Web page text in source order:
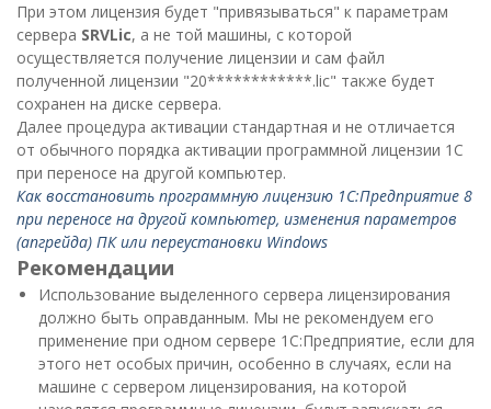
При этом лицензия будет "привязываться" к параметрам
сервера SRVLic, а не той машины, с которой
осуществляется получение лицензии и сам файл
полученной лицензии "20************.lic" также будет
сохранен на диске сервера.
Далее процедура активации стандартная и не отличается
от обычного порядка активации программной лицензии 1С
при переносе на другой компьютер.
Как восстановить программную лицензию 1С:Предприятие 8
при переносе на другой компьютер, изменения параметров
(апгрейда) ПК или переустановки Windows
Рекомендации
Использование выделенного сервера лицензирования
должно быть оправданным. Мы не рекомендуем его
применение при одном сервере 1С:Предприятие, если для
этого нет особых причин, особенно в случаях, если на
машине с сервером лицензирования, на которой